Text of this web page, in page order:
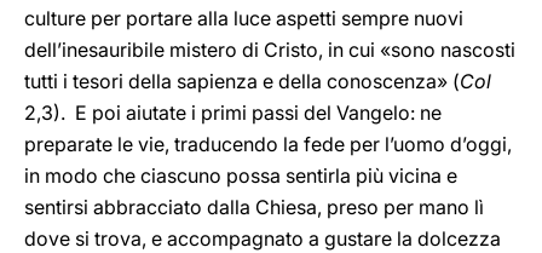
culture per portare alla luce aspetti sempre nuovi
dell’inesauribile mistero di Cristo, in cui «sono nascosti
tutti i tesori della sapienza e della conoscenza» (Col
2,3). E poi aiutate i primi passi del Vangelo: ne
preparate le vie, traducendo la fede per l’uomo d’oggi,
in modo che ciascuno possa sentirla più vicina e
sentirsi abbracciato dalla Chiesa, preso per mano lì
dove si trova, e accompagnato a gustare la dolcezza